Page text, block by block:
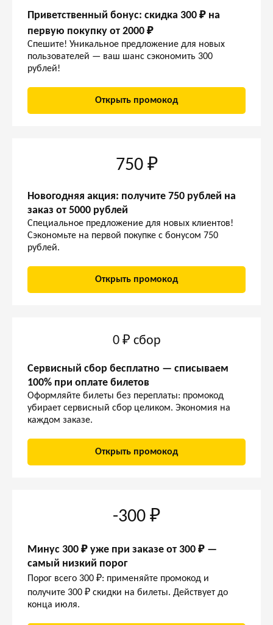
Приветственный бонус: скидка 300 ₽ на
первую покупку от 2000 ₽
Спешите! Уникальное предложение для новых
пользователей — ваш шанс сэкономить 300
рублей!
Открыть промокод
750 ₽
Новогодняя акция: получите 750 рублей на
заказ от 5000 рублей
Специальное предложение для новых клиентов!
Сэкономьте на первой покупке с бонусом 750
рублей.
Открыть промокод
0 ₽ сбор
Сервисный сбор бесплатно — списываем
100% при оплате билетов
Оформляйте билеты без переплаты: промокод
убирает сервисный сбор целиком. Экономия на
каждом заказе.
Открыть промокод
-300 ₽
Минус 300 ₽ уже при заказе от 300 ₽ —
самый низкий порог
Порог всего 300 ₽: применяйте промокод и
получите 300 ₽ скидки на билеты. Действует до
конца июля.